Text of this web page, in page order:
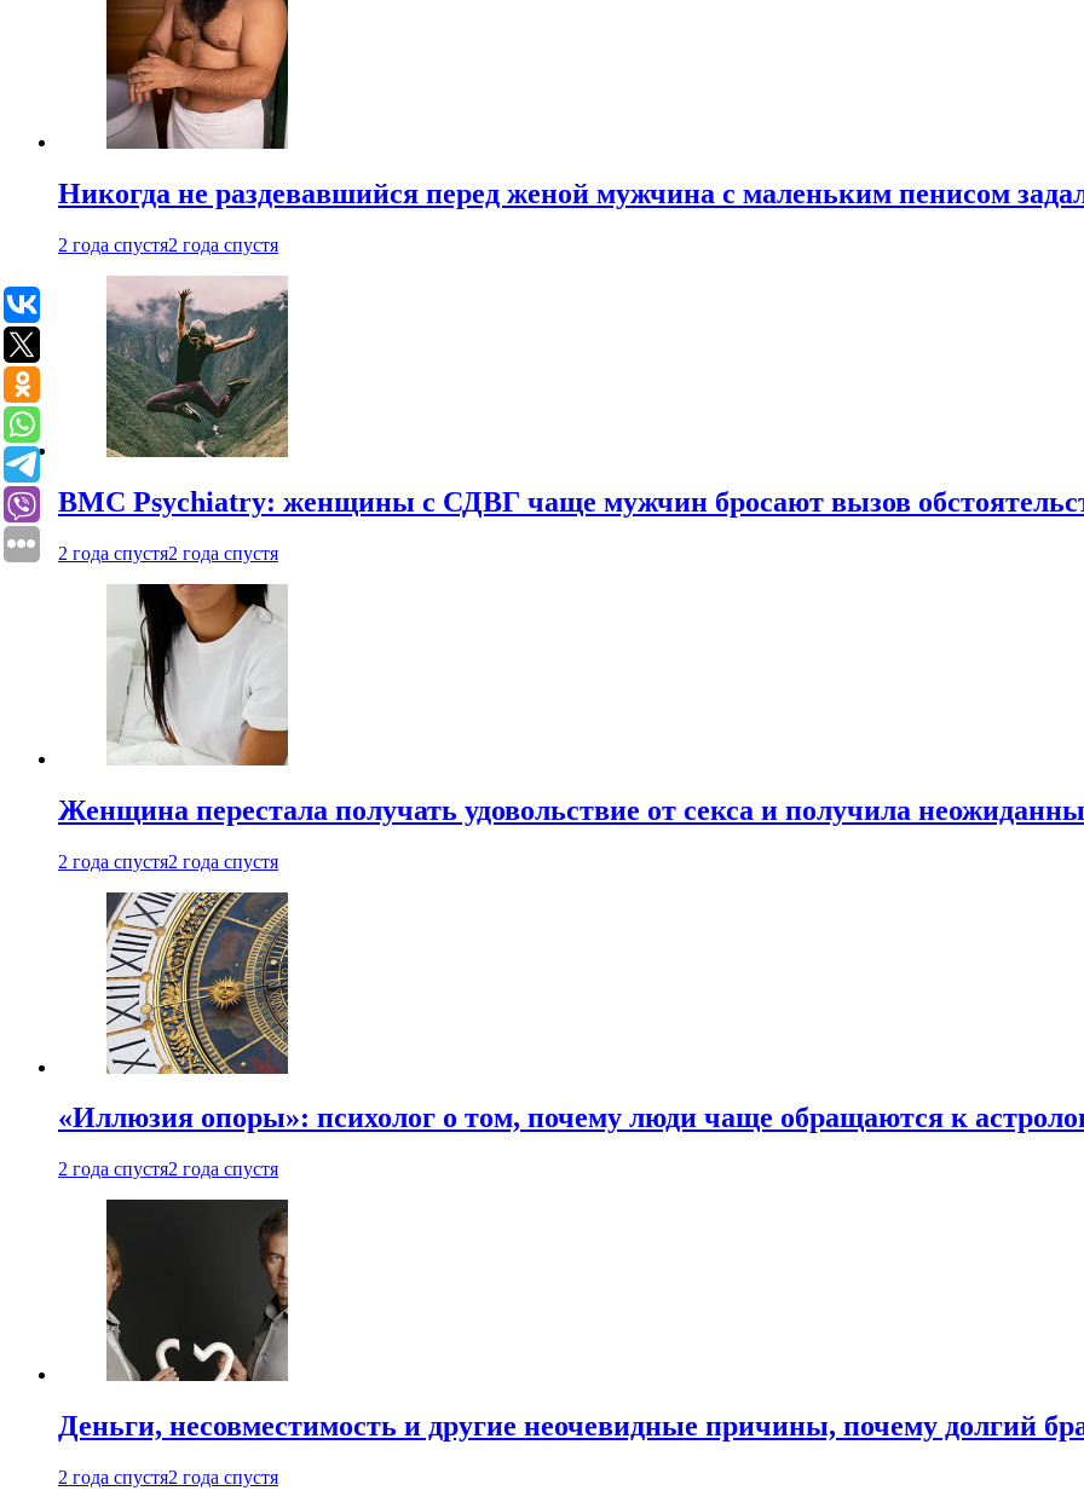
Никогда не раздевавшийся перед женой мужчина с маленьким пенисом
2 года спустя2 года спустя
BMC Psychiatry: женщины с СДВГ чаще мужчин бросают вызов
2 года спустя2 года спустя
Женщина перестала получать удовольствие от секса и получила
2 года спустя2 года спустя
«Иллюзия опоры»: психолог о том, почему люди чаще обращаются к
2 года спустя2 года спустя
Деньги, несовместимость и другие неочевидные причины, почему долгий
2 года спустя2 года спустя